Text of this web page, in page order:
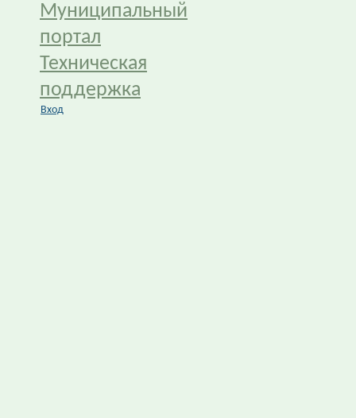
Муниципальный
портал
Техническая
поддержка
Вход